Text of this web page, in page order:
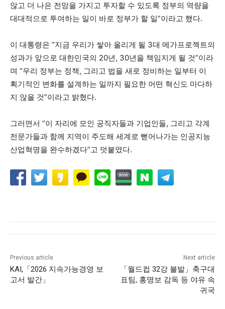
않고 더 나은 전망을 가지고 투자할 수 있도록 정부의 역량을
대대적으로 투여하는 일이 바로 정부가 할 일”이라고 했다.
이 대통령은 “지금 우리가 쌓아 올리게 될 3대 메가프로젝트의
성과가 앞으로 대한민국의 20년, 30년을 책임지게 될 것”이라
며 “우리 정부는 정책, 그리고 법을 새로 정비하는 일부터 이
획기적인 변화를 설계하는 일까지 필요한 어떤 혁신도 마다하
지 않을 것”이라고 밝혔다.
그러면서 “이 자리에 모인 공직자들과 기업인들, 그리고 각계
전문가들과 함께 지역이 주도해 세계로 뻗어나가는 인공지능
산업혁명을 완수하겠다”고 덧붙였다.
Previous article
KAI,「2026 지속가능경영 보
고서 발간」
Next article
「월드컵 32강 불발」축구대
표팀, 홍명보 감독 등 야유 속
귀국